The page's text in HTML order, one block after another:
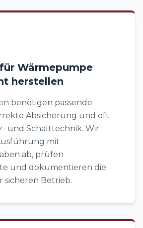
Wärmepumpe
herstellen
benötigen passende
Absicherung und oft
und Schalttechnik. Wir
mit
ab, prüfen
und dokumentieren die
sicheren Betrieb.